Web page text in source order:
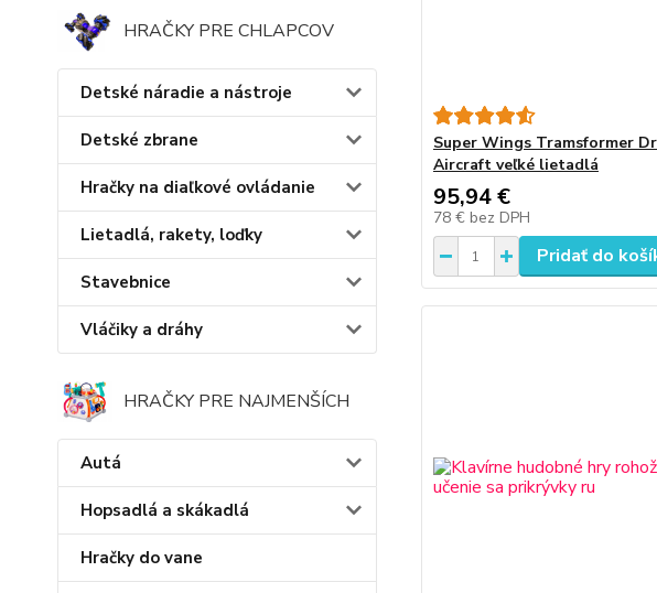
HRAČKY PRE CHLAPCOV
Detské náradie a nástroje
Detské zbrane
Hračky na diaľkové ovládanie
Lietadlá, rakety, loďky
Stavebnice
Vláčiky a dráhy
HRAČKY PRE NAJMENŠÍCH
Autá
Hopsadlá a skákadlá
Hračky do vane
Super Wings Tramsformer
Aircraft veľké lietadlá
95,94 €
78 € bez DPH
Pridať do